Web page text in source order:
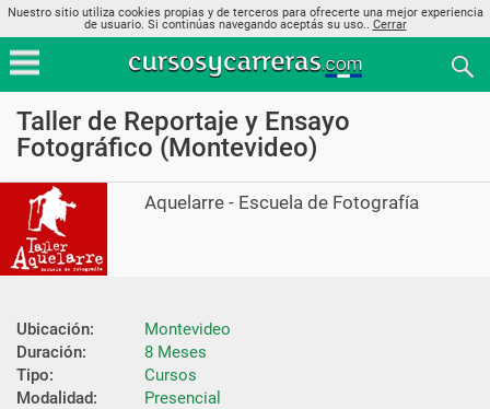
Nuestro sitio utiliza cookies propias y de terceros para ofrecerte una mejor experiencia
de usuario. Si continúas navegando aceptás su uso.. Cerrar
Taller de Reportaje y Ensayo
Fotográfico (Montevideo)
Aquelarre - Escuela de Fotografía
Ubicación:
Montevideo
Duración:
8 Meses
Tipo:
Cursos
Modalidad:
Presencial